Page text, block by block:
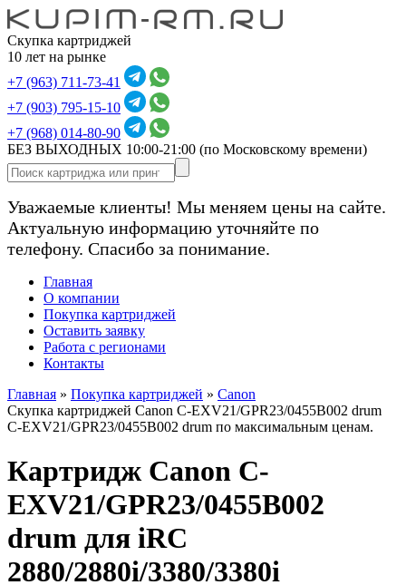
Скупка картриджей
10 лет на рынке
+7 (963) 711-73-41
+7 (903) 795-15-10
+7 (968) 014-80-90
БЕЗ ВЫХОДНЫХ 10:00-21:00 (по Московскому времени)
Уважаемые клиенты! Мы меняем цены на сайте.
Актуальную информацию уточняйте по
телефону. Спасибо за понимание.
Главная
О компании
Покупка картриджей
Оставить заявку
Работа с регионами
Контакты
Главная » Покупка картриджей » Canon
Скупка картриджей Canon C-EXV21/GPR23/0455B002 drum
C-EXV21/GPR23/0455B002 drum по максимальным ценам.
Картридж Canon C-
EXV21/GPR23/0455B002
drum для iRC
2880/2880i/3380/3380i